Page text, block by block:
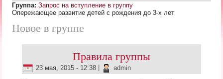
Группа:Запрос на вступление в группу
Опережающее развитие детей с рождения до 3-х лет
Новое в группе
Правила группы
23 мая, 2015 - 12:38 admin